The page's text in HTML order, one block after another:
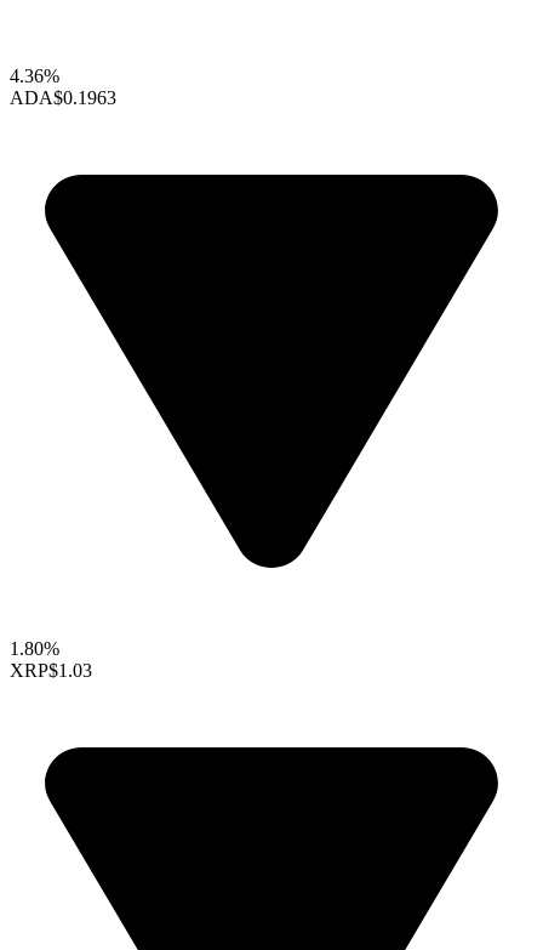
4.36%
ADA$0.1963
1.80%
XRP$1.03